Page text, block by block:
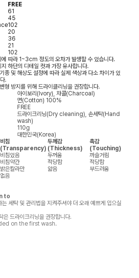
FREE
61
45
102
20
36
21
102
따라 1~3cm 정도의 오차가 발생할 수 있습니다.
하단의 디테일 컷과 가장 유사합니다.
종 및 해상도 설정에 따라 실제 색상과 다소 차이가 있
.
형 방지를 위해 드라이클리닝을 권장합니다.
아이보리(Ivory), 챠콜(Charcoal)
면(Cotton) 100%
FREE
드라이크리닝(Dry cleaning), 손세탁(Hand
wash)
110g
대한민국(Korea)
비침
(Transparency)
두께감
(Thickness)
촉감
(Touching)
비침있음 두꺼움
까슬거림
비침약간 적당함
적당함
밝은칼라만 얇음
부드러움
없음
to
세탁 및 관리법을 지켜주셔야 더 오래 예쁘게 입으실
은 드라이크리닝을 권장합니다.
on the first wash.